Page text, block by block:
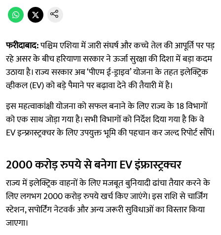
फरीदाबाद:पश्चिम एशिया में जारी संघर्ष और कच्चे तेल की आपूर्ति पर पड़
रहे असर के बीच हरियाणा सरकार ने ऊर्जा सुरक्षा की दिशा में बड़ा कदम
उठाया है। राज्य सरकार अब ‘पीएम ई-ड्राइव’ योजना के तहत इलेक्ट्रिक
व्हीकल (EV) को बड़े पैमाने पर बढ़ावा देने की तैयारी में है।
इस महत्वाकांक्षी योजना को सफल बनाने के लिए राज्य के 18 विभागों
को एक साथ जोड़ा गया है। सभी विभागों को निर्देश दिया गया है कि वे
EV इन्फ्रास्ट्रक्चर के लिए उपयुक्त भूमि की पहचान कर जल्द रिपोर्ट सौंपें।
2000 करोड़ रुपये से बनेगा EV इंफ्रास्ट्रक्चर
राज्य में इलेक्ट्रिक वाहनों के लिए मजबूत बुनियादी ढांचा तैयार करने के
लिए लगभग 2000 करोड़ रुपये खर्च किए जाएंगे। इस राशि से चार्जिंग
स्टेशन, सपोर्टिंग नेटवर्क और अन्य जरूरी सुविधाओं का विस्तार किया
जाएगा।